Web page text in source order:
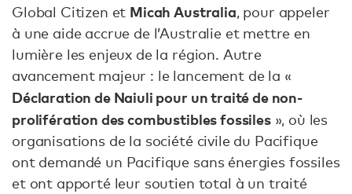
Global Citizen et Micah Australia, pour appeler
à une aide accrue de l’Australie et mettre en
lumière les enjeux de la région. Autre
avancement majeur : le lancement de la «
Déclaration de Naiuli pour un traité de non-
prolifération des combustibles fossiles», où les
organisations de la société civile du Pacifique
ont demandé un Pacifique sans énergies fossiles
et ont apporté leur soutien total à un traité